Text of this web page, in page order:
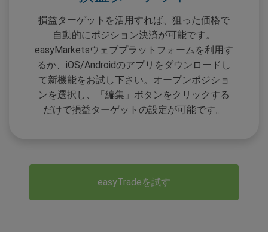
損益ターゲットを活用すれば、狙った価格で
自動的にポジション決済が可能です。
easyMarketsウェブプラットフォームを利用す
るか、iOS/Androidのアプリをダウンロードし
て新機能をお試し下さい。オープンポジショ
ンを選択し、「編集」ボタンをクリックする
だけで損益ターゲットの設定が可能です。
easyTradeを試す